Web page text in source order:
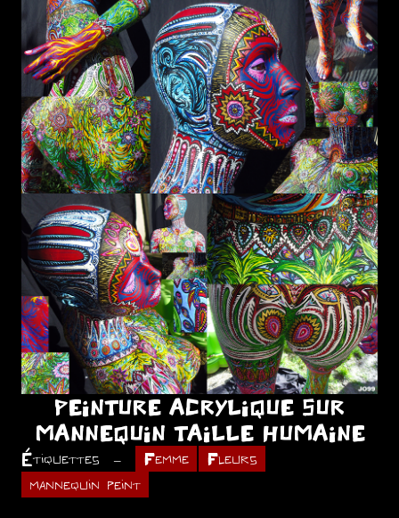
PEINTURE ACRYLIQUE SUR
MANNEQUIN TAILLE HUMAINE
Étiquettes Femme
Fleurs
mannequin peint